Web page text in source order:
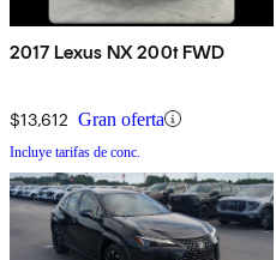
2017 Lexus NX 200t FWD
$13,612 Gran oferta
Incluye tarifas de conc.